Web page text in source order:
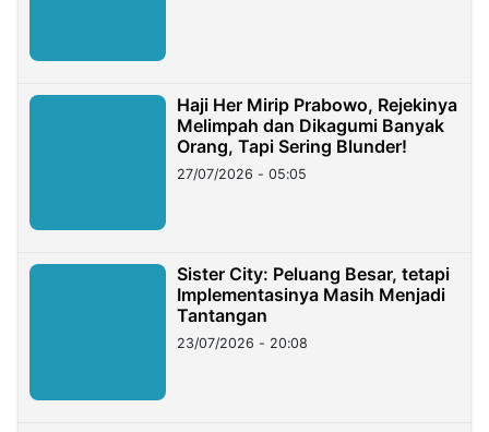
Haji Her Mirip Prabowo, Rejekinya
Melimpah dan Dikagumi Banyak
Orang, Tapi Sering Blunder!
27/07/2026 - 05:05
Sister City: Peluang Besar, tetapi
Implementasinya Masih Menjadi
Tantangan
23/07/2026 - 20:08